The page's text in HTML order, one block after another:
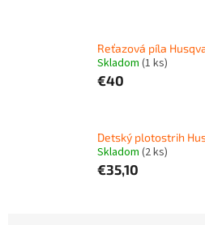
Reťazová píla
Skladom (1 ks)
€40
Detský plotostrih
Skladom (2 ks)
€35,10